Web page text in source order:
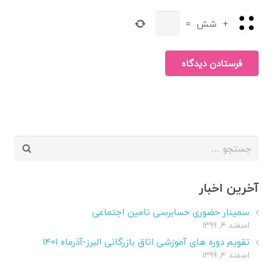
+ شش =
فرستادن دیدگاه
جستجو
آخرین اخبار
سمینار حضوری حسابرسی تامین اجتماعی
اسفند ۴, ۱۳۹۹
تقویم دوره های آموزشی اتاق بازرگانی البرز-آذرماه ۱۴۰۱
اسفند ۴, ۱۳۹۹